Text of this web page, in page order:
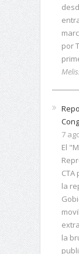
por
7
El
la
la